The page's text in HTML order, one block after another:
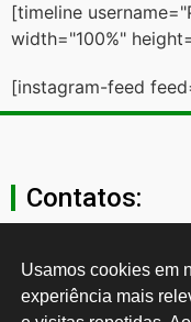
[timeline
width="100%"
[instagram-feed
Contatos:
Usamos cookies em
experiência mais